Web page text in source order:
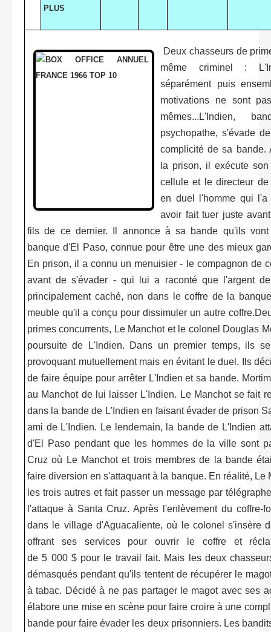
PLUS
Deux chasseurs de
même criminel :
séparément puis
motivations ne sont
mêmes...L'Indien,
psychopathe, s'évade
complicité de sa bande.
la prison, il exécute
cellule et le directeur
en duel l'homme qui l'a
avoir fait tuer juste
fils de ce dernier. Il annonce à sa bande qu'ils
banque d'El Paso, connue pour être une des mieux
En prison, il a connu un menuisier - le compagnon de
avant de s'évader - qui lui a raconté que l'argent
principalement caché, non dans le coffre de la
meuble qu'il a conçu pour dissimuler un autre
primes concurrents, Le Manchot et le colonel Douglas
poursuite de L'Indien. Dans un premier temps, ils
provoquant mutuellement mais en évitant le duel. Ils
de faire équipe pour arrêter L'Indien et sa bande.
au Manchot de lui laisser L'Indien. Le Manchot se fait
dans la bande de L'Indien en faisant évader de prison
ami de L'Indien. Le lendemain, la bande de L'Indien
d'El Paso pendant que les hommes de la ville sont
Cruz où Le Manchot et trois membres de la bande
faire diversion en s'attaquant à la banque. En réalité, Le
les trois autres et fait passer un message par
l'attaque à Santa Cruz. Après l'enlèvement du coffre-
dans le village d'Aguacaliente, où le colonel s'insère
offrant ses services pour ouvrir le coffre et
de 5 000 $ pour le travail fait. Mais les deux
démasqués pendant qu'ils tentent de récupérer le
à tabac. Décidé à ne pas partager le magot avec ses
élabore une mise en scène pour faire croire à une
bande pour faire évader les deux prisonniers. Les